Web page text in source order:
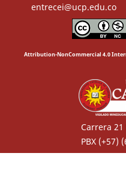
entrecei@ucp.edu.co
Attribution-NonCommercial 4.0
Carrera 21
PBX (+57)